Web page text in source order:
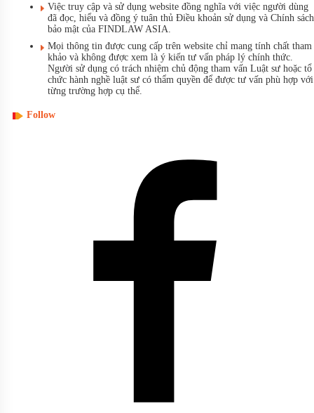
Việc truy cập và sử dụng website đồng nghĩa với việc người dùng
đã đọc, hiểu và đồng ý tuân thủ Điều khoản sử dụng và Chính sách
bảo mật của FINDLAW ASIA.
Mọi thông tin được cung cấp trên website chỉ mang tính chất tham
khảo và không được xem là ý kiến tư vấn pháp lý chính thức.
Người sử dụng có trách nhiệm chủ động tham vấn Luật sư hoặc tổ
chức hành nghề luật sư có thẩm quyền để được tư vấn phù hợp với
từng trường hợp cụ thể.
Follow